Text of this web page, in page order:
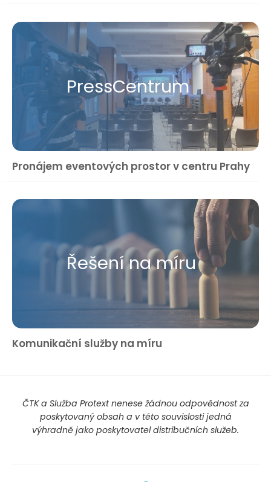
Press​Centrum
Pronájem eventových prostor v centru Prahy
Řešení na míru
Komunikační služby na míru
ČTK a Služba Protext nenese žádnou odpovědnost za
poskytovaný obsah a v této souvislosti jedná
výhradně jako poskytovatel distribučních služeb.